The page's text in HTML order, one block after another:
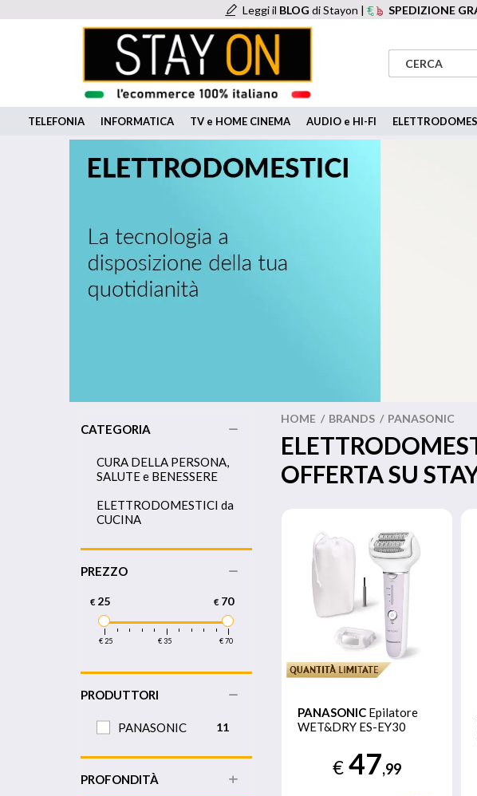
Leggi il BLOG di Stayon | SPEDIZIONE
TELEFONIA INFORMATICA TV e HOME CINEMA AUDIO e HI-FI
HOME / BRANDS / PANASONIC
OFFERTA SU
PANASONIC Epilatore
WET&DRY ES-EY30
€ 47,99
CATEGORIA
CURA DELLA PERSONA,
SALUTE e BENESSERE
ELETTRODOMESTICI da
CUCINA
PREZZO
€ 25 € 35 € 70
€25 €70
PRODUTTORI
PANASONIC 11
PROFONDITÀ